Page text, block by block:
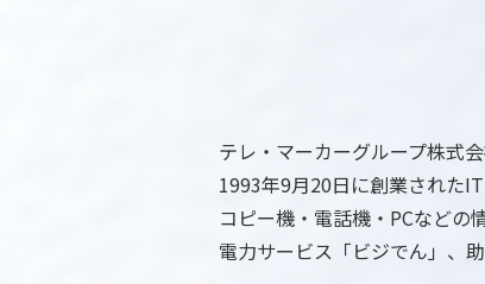
テレ・マーカーグループ株式
1993年9月20日に創業された
コピー機・電話機・PCなどの
電力サービス「ビジでん」、